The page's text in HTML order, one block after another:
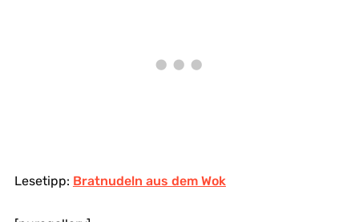
Lesetipp: Bratnudeln aus dem Wok